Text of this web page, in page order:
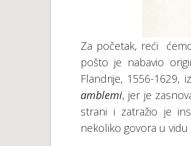
Za početak, reći
pošto je nabavio
Flandrije, 1556-
amblemi, jer je
strani i zatražio je
nekoliko govora u vidu